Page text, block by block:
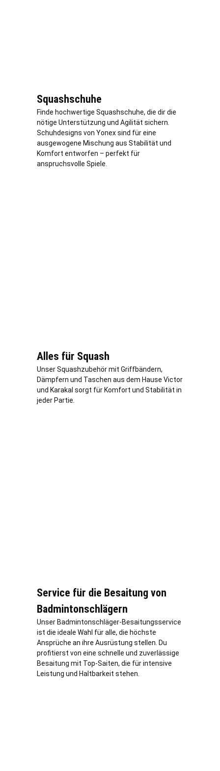
Squashschuhe
Finde hochwertige Squashschuhe, die dir die
nötige Unterstützung und Agilität sichern.
Schuhdesigns von Yonex sind für eine
ausgewogene Mischung aus Stabilität und
Komfort entworfen – perfekt für
anspruchsvolle Spiele.
Alles für Squash
Unser Squashzubehör mit Griffbändern,
Dämpfern und Taschen aus dem Hause Victor
und Karakal sorgt für Komfort und Stabilität in
jeder Partie.
Service für die Besaitung von
Badmintonschlägern
Unser Badmintonschläger-Besaitungsservice
ist die ideale Wahl für alle, die höchste
Ansprüche an ihre Ausrüstung stellen. Du
profitierst von eine schnelle und zuverlässige
Besaitung mit Top-Saiten, die für intensive
Leistung und Haltbarkeit stehen.